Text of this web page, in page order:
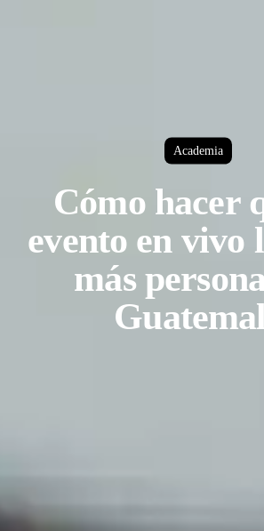
Academia
Cómo hacer
evento en vivo
más